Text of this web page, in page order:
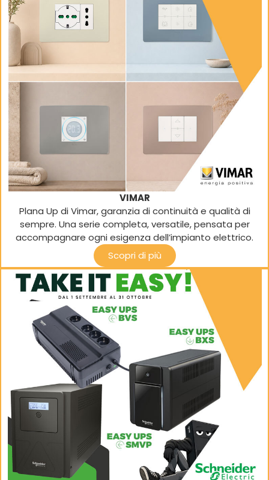
VIMAR
Plana Up di Vimar, garanzia di continuità e qualità di
sempre. Una serie completa, versatile, pensata per
accompagnare ogni esigenza dell’impianto elettrico.
Scopri di più